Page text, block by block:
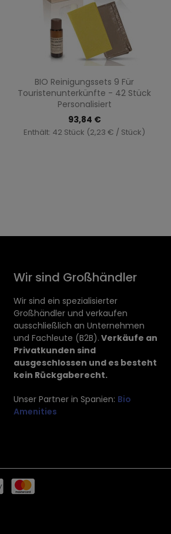
Vorschau
BIO Reinigungssets 9 Für
Touristenunterkünfte - 42 Stück
Personalisiert
93,84 €
Enthält: 42 Stück (2,23 € / Stück)
Wir sind Großhändler
Wir sind ein spezialisierter
Großhändler und verkaufen
ausschließlich an Unternehmen
und Fachleute (B2B). Verkäufe an
Privatkunden sind
ausgeschlossen und es besteht
kein Rückgaberecht.
Unser Partner in Spanien: Bio
Amenities